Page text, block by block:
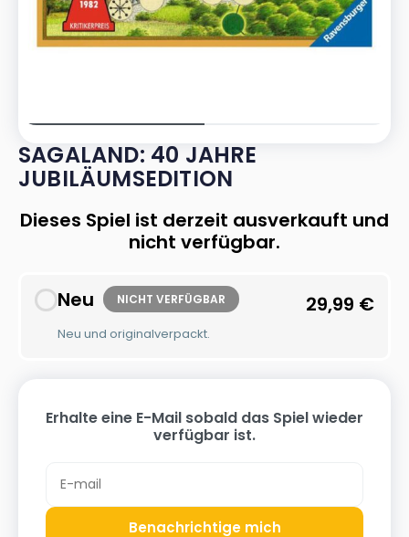
SAGALAND: 40 JAHRE
JUBILÄUMSEDITION
Dieses Spiel ist derzeit ausverkauft und
nicht verfügbar.
Neu NICHT VERFÜGBAR
Neu und originalverpackt.
29,99 €
Erhalte eine E-Mail sobald das Spiel wieder
verfügbar ist.
Benachrichtige mich